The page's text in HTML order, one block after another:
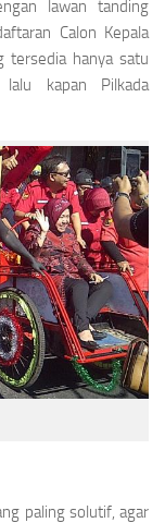
lawan tanding
Calon Kepala
tersedia hanya satu
kapan Pilkada
paling solutif, agar